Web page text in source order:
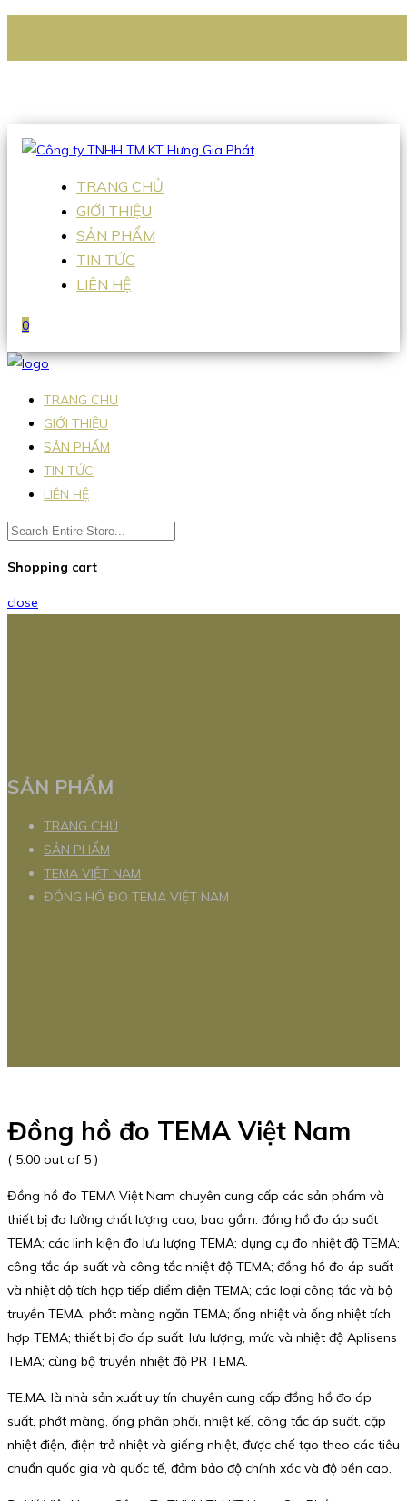
Hotline:0938 336 079
TRANG CHỦ
GIỚI THIỆU
SẢN PHẨM
TIN TỨC
LIÊN HỆ
0
TRANG CHỦ
GIỚI THIỆU
SẢN PHẨM
TIN TỨC
LIÊN HỆ
Shopping cart
close
SẢN PHẨM
TRANG CHỦ
SẢN PHẨM
TEMA VIỆT NAM
ĐỒNG HỒ ĐO TEMA VIỆT NAM
Đồng hồ đo TEMA Việt Nam
( 5.00 out of 5 )
Đồng hồ đo TEMA Việt Nam chuyên cung cấp các sản phẩm và
thiết bị đo lường chất lượng cao, bao gồm: đồng hồ đo áp suất
TEMA; các linh kiện đo lưu lượng TEMA; dụng cụ đo nhiệt độ TEMA;
công tắc áp suất và công tắc nhiệt độ TEMA; đồng hồ đo áp suất
và nhiệt độ tích hợp tiếp điểm điện TEMA; các loại công tắc và bộ
truyền TEMA; phớt màng ngăn TEMA; ống nhiệt và ống nhiệt tích
hợp TEMA; thiết bị đo áp suất, lưu lượng, mức và nhiệt độ Aplisens
TEMA; cùng bộ truyền nhiệt độ PR TEMA.
TE.MA. là nhà sản xuất uy tín chuyên cung cấp đồng hồ đo áp
suất, phớt màng, ống phân phối, nhiệt kế, công tắc áp suất, cặp
nhiệt điện, điện trở nhiệt và giếng nhiệt, được chế tạo theo các tiêu
chuẩn quốc gia và quốc tế, đảm bảo độ chính xác và độ bền cao.